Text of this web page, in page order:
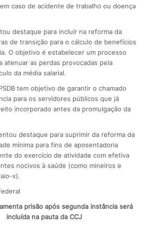
caso de acidente de trabalho ou doença
destaque para incluir na reforma da
de transição para o cálculo de benefícios
O objetivo é estabelecer um processo
atenuar as perdas provocadas pela
da média salarial.
tem objetivo de garantir o chamado
para os servidores públicos que já
incorporado antes da promulgação da
destaque para suprimir da reforma da
mínima para fins de aposentadoria
do exercício de atividade com efetiva
nocivos à saúde (como mineiros e
x).
prisão após segunda instância será
incluída na pauta da CCJ